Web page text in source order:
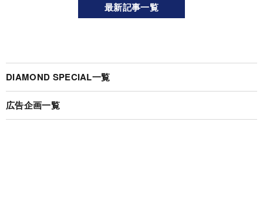
最新記事一覧
DIAMOND SPECIAL一覧
広告企画一覧